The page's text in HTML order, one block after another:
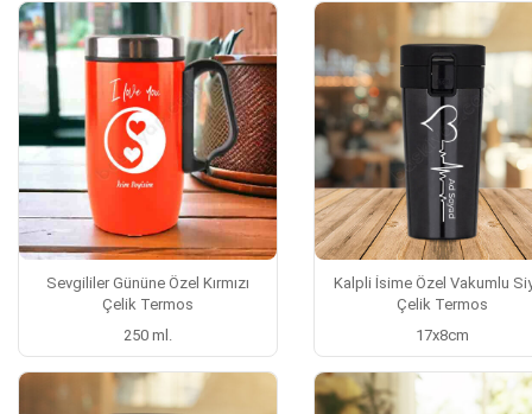
Sevgililer Gününe Özel Kırmızı
Çelik Termos
250 ml.
Kalpli İsime Özel Vakumlu
Çelik Termos
17x8cm